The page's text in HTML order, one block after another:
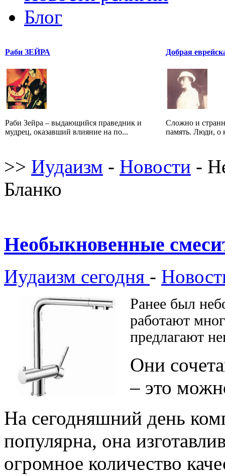
Блог
Раби ЗЕЙРА
Раби Зейра – выдающийся праведник и
мудрец, оказавший влияние на по...
Добрая
Сложно и
память. Люди, о
>> Иудаизм - Новости -
Бланко
Необыкновенные
Иудаизм сегодня -
Ранее был
работают
предлагают
Они
– это
На сегодняшний день
популярна, она
огромное количество